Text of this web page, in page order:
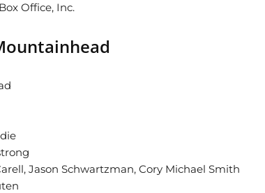
Office, Inc.
Jason Schwartzman, Cory Michael Smith